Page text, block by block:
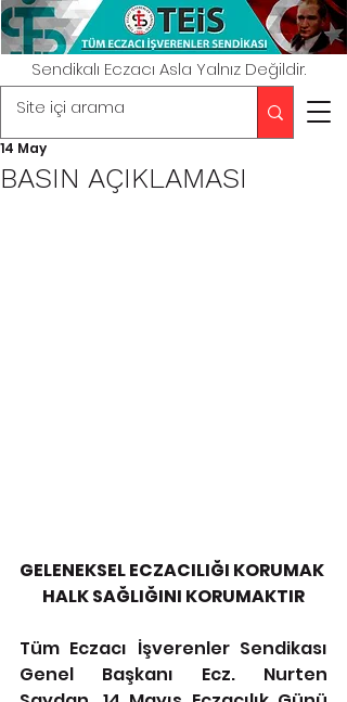
Sendikalı Eczacı Asla Yalnız Değildir.
BASIN AÇIKLAMASI
14 May
GELENEKSEL ECZACILIĞI KORUMAK
HALK SAĞLIĞINI KORUMAKTIR
Tüm Eczacı İşverenler Sendikası
Genel Başkanı Ecz. Nurten